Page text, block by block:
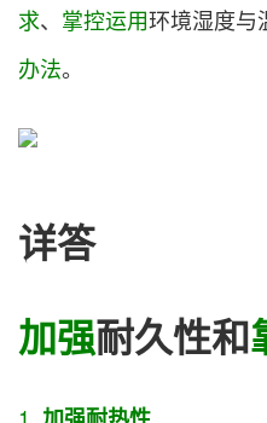
求、 掌控运用环境湿度与
办法。
详答
加强耐久性和